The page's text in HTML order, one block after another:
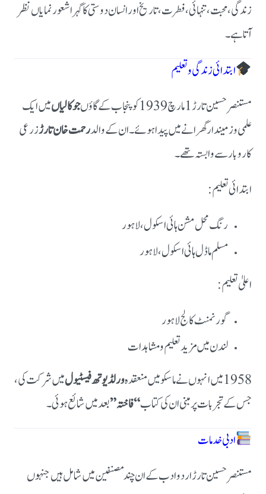
زندگی، محبت، تنہائی، فطرت، تاریخ اور انسان دوستی کا گہرا شعور نمایاں نظر
آتا ہے۔
ابتدائی زندگی و تعلیم
مستنصر حسین تارڑ 1 مارچ 1939 کو پنجاب کے گاؤں
جوکالیاںمیں ایک
علمی و زمیندار گھرانے میں پیدا ہوئے۔ ان کے والدرحمت خان تارڑزرعی
کاروبار سے وابستہ تھے۔
ابتدائی تعلیم:
رنگ محل مشن ہائی اسکول، لاہور
مسلم ماڈل ہائی اسکول، لاہور
اعلیٰ تعلیم:
گورنمنٹ کالج لاہور
لندن میں مزید تعلیم و مشاہدات
1958 میں انہوں نے ماسکو میں منعقدہ
ورلڈ یوتھ فیسٹیولمیں شرکت کی،
جس کے تجربات پر مبنی ان کی کتاب“فاختہ”بعد میں شائع ہوئی۔
ادبی خدمات
مستنصر حسین تارڑ اردو ادب کے ان چند مصنفین میں شامل ہیں جنہوں